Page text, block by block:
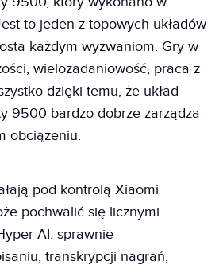
to jeden z topowych układów
każdym wyzwaniom. Gry w
wielozadaniowość, praca z
dzięki temu, że układ
9500 bardzo dobrze zarządza
obciążeniu.
pod kontrolą Xiaomi
pochwalić się licznymi
AI, sprawnie
transkrypcji nagrań,